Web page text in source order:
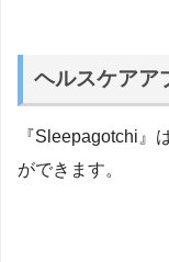
ヘルスケアア
『Sleepagotchi』
ができます。